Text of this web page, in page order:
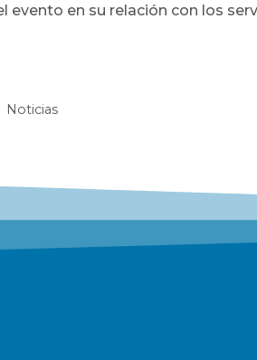
evento en su relación con los
Noticias